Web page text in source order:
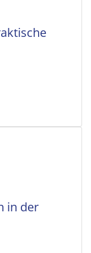
in der